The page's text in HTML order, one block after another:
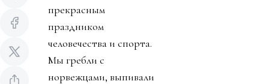
прекрасным
праздником
человечества и спорта.
Мы гребли с
норвежцами, выпивали